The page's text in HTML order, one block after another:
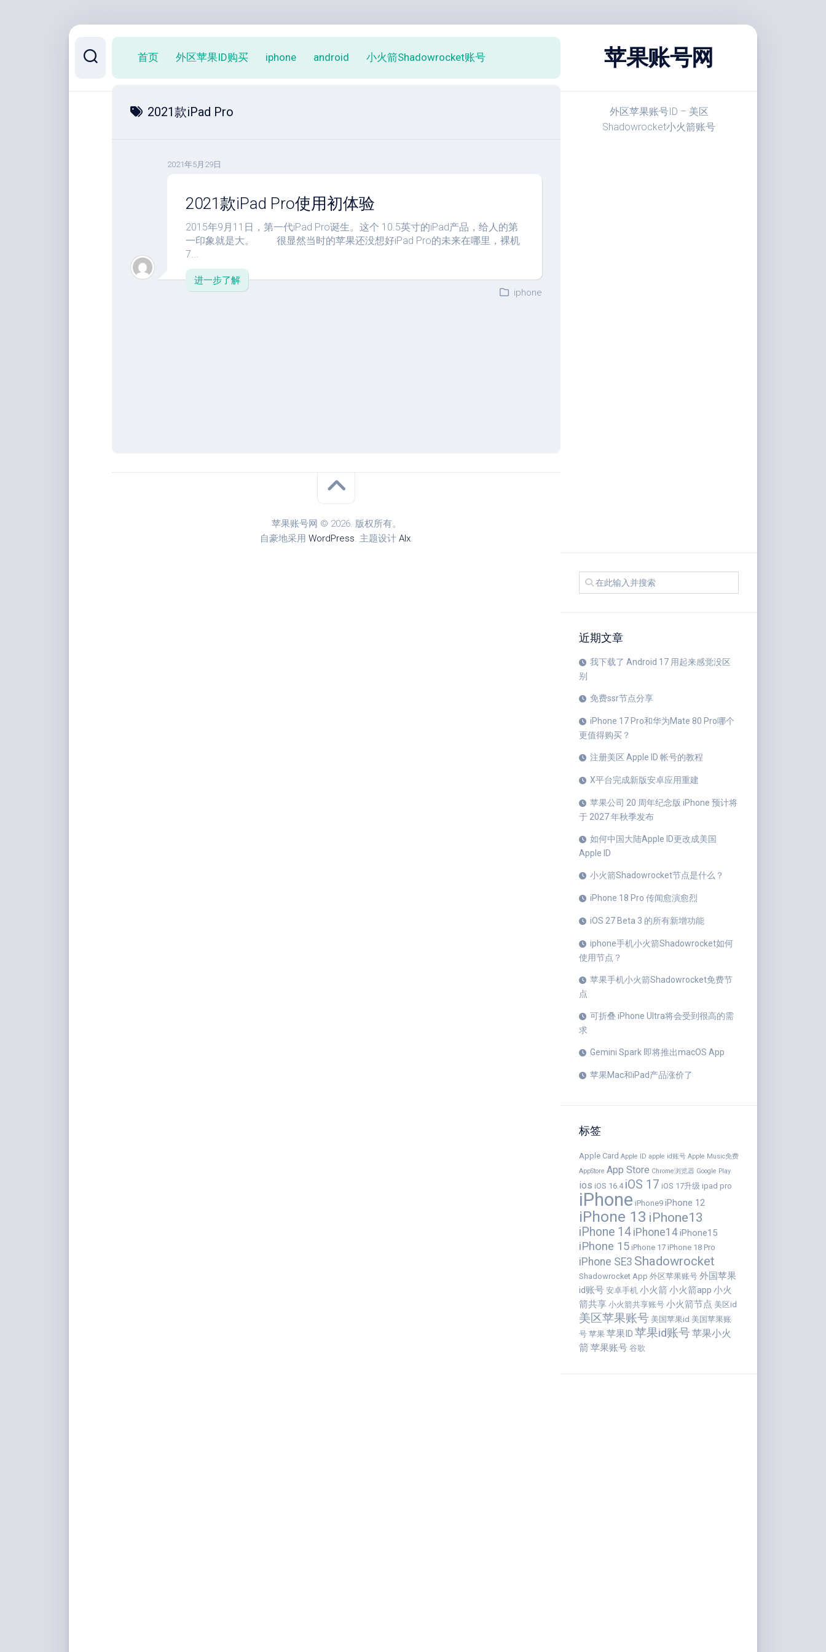
苹果账号网
外区苹果账号ID – 美区
Shadowrocket小火箭账号
近期文章
我下载了 Android 17 用起来感觉没区
别
免费ssr节点分享
iPhone 17 Pro和华为Mate 80 Pro哪个
更值得购买？
注册美区 Apple ID 帐号的教程
X平台完成新版安卓应用重建
苹果公司 20 周年纪念版 iPhone 预计将
于 2027 年秋季发布
如何中国大陆Apple ID更改成美国
Apple ID
小火箭Shadowrocket节点是什么？
iPhone 18 Pro 传闻愈演愈烈
iOS 27 Beta 3 的所有新增功能
iphone手机小火箭Shadowrocket如何
使用节点？
苹果手机小火箭Shadowrocket免费节
点
可折叠 iPhone Ultra将会受到很高的需
求
Gemini Spark 即将推出macOS App
苹果Mac和iPad产品涨价了
标签
Apple Card Apple ID apple id账号 Apple Music免费
AppStore App Store Chrome浏览器 Google Play
ios iOS 16.4 iOS 17 iOS 17升级 ipad pro
iPhone iPhone9 iPhone 12
iPhone 13 iPhone13
iPhone 14 iPhone14iPhone15
iPhone 15 iPhone 17 iPhone 18 Pro
iPhone SE3 Shadowrocket
Shadowrocket App 外区苹果账号 外国苹果
id账号 安卓手机 小火箭 小火箭app 小火
箭共享 小火箭共享账号 小火箭节点 美区id
美区苹果账号 美国苹果id 美国苹果账
号 苹果 苹果ID 苹果id账号苹果小火
箭苹果账号 谷歌
首页 外区苹果ID购买 iphone android 小火箭Shadowrocket账号
2021款iPad Pro
2021年5月29日
2021款iPad Pro使用初体验
2015年9月11日，第一代iPad Pro诞生。这个 10.5英寸的iPad产品，给人的第
一印象就是大。 很显然当时的苹果还没想好iPad Pro的未来在哪里，裸机
7...
进一步了解
iphone
苹果账号网 © 2026. 版权所有。
自豪地采用 WordPress. 主题设计 Alx.